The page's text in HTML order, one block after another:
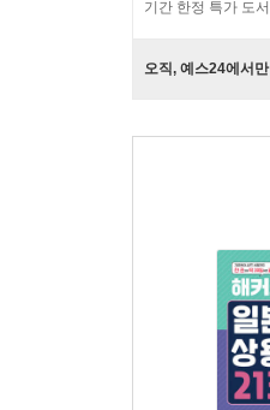
기간 한정 특가 도서
오직, 예스24에서만